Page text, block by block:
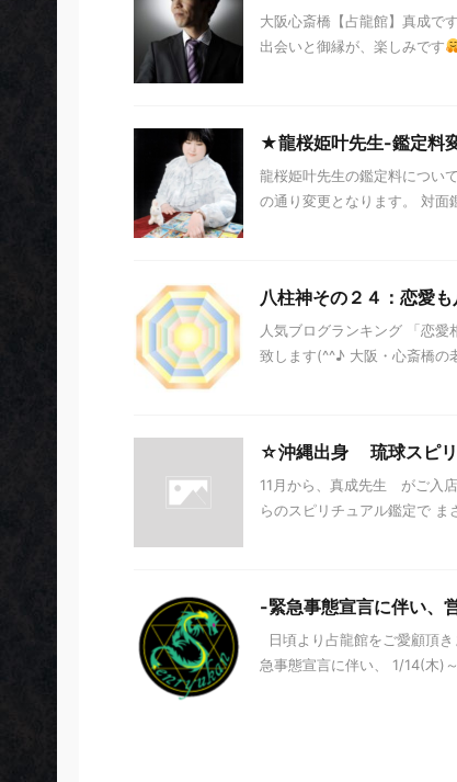
大阪心斎橋【占龍館】真成で
出会いと御縁が、楽しみです
★龍桜姫叶先生-鑑定料
龍桜姫叶先生の鑑定料につい
の通り変更となります。 対
八柱神その２４：恋愛
人気ブログランキング 「恋
致します(^^♪ 大阪・心斎橋の
☆沖縄出身 琉球スピ
11月から、真成先生 がご入
らのスピリチュアル鑑定で
-緊急事態宣言に伴い、
日頃より占龍館をご愛顧頂
急事態宣言に伴い、 1/14(木)